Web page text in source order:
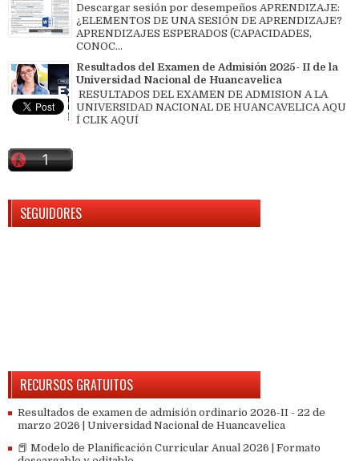
Descargar sesión por desempeños APRENDIZAJE:
¿ELEMENTOS DE UNA SESIÓN DE APRENDIZAJE?
APRENDIZAJES ESPERADOS (CAPACIDADES,
CONOC...
Resultados del Examen de Admisión 2025- II de la
Universidad Nacional de Huancavelica
RESULTADOS DEL EXAMEN DE ADMISION A LA
UNIVERSIDAD NACIONAL DE HUANCAVELICA AQU
Í CLIK AQUÍ
SEGUIDORES
RECURSOS GRATUITOS
Resultados de examen de admisión ordinario 2026-II - 22 de
marzo 2026 | Universidad Nacional de Huancavelica
📕 Modelo de Planificación Curricular Anual 2026 | Formato